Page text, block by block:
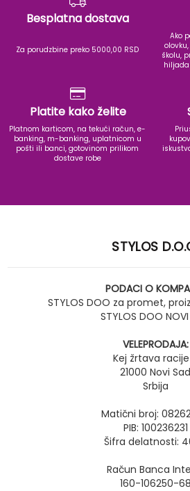
Besplatna dostava
Za porudzbine preko 5000,00 RSD
Ako
školu,
Platite kako želite
Platnom karticom, na tekući račun, e-
banking, m-banking, uplatnicom u
pošti ili banci, gotovinom prilikom
dostave robe
STYLOS
PODACI O
STYLOS DOO za promet,
STYLOS DOO
VELEPRODAJA:
Kej žrtava
21000 Novi Sad
Srbija
Matični broj:
PIB: 100236231
Šifra delatnosti:
Račun Banca
160-106250-68